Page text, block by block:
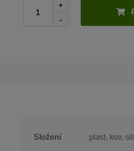
+
-
Složení plast, kov,